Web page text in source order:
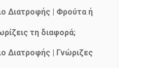
Διατροφής | Φρούτα ή
τη διαφορά;
Διατροφής | Γνώριζες